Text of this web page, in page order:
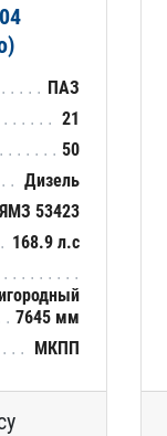
ПАЗ
21
50
Дизель
ЯМЗ 53423
168.9 л.с
7645 мм
МКПП